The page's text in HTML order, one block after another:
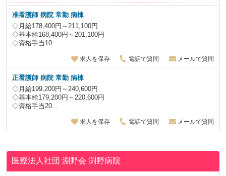
准看護師 病院常勤 病棟
◇月給178,400円～211,100円
◇基本給168,400円～201,100円
◇資格手当10...
求人を保存 電話で質問 メールで質問
正看護師 病院常勤 病棟
◇月給199,200円～240,600円
◇基本給179,200円～220,600円
◇資格手当20...
求人を保存 電話で質問 メールで質問
医療法人社団 淵野会渕野病院